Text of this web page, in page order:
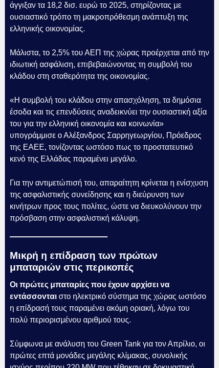
άγγιξαν τα 18,2 δισ. ευρώ το 2025, στηρίζοντας με
ουσιαστικό τρόπο τη μακροπρόθεσμη ανάπτυξη της
ελληνικής οικονομίας.
Μάλιστα, το 2,5% του ΑΕΠ της χώρας προέρχεται από την
ιδιωτική ασφάλιση, επιβεβαιώνοντας τη συμβολή του
κλάδου στη σταθερότητα της οικονομίας.
«Η συμβολή του κλάδου στην απασχόληση, τα δημόσια
έσοδα και τις επενδύσεις αναδεικνύει την ουσιαστική αξία
του για την ελληνική οικονομία και κοινωνία»
υπογράμμισε ο Αλέξανδρος Σαρρηγεωργίου, Πρόεδρος
της ΕΑΕΕ, τονίζοντας ωστόσο πως το προστατευτικό
κενό της Ελλάδας παραμένει μεγάλο.
Για την αντιμετώπισή του, απαραίτητη κρίνεται η ενίσχυση
της ασφαλιστικής συνείδησης και η διεύρυνση των
κινήτρων προς τους πολίτες, ώστε να διευκολύνουν την
πρόσβαση στην ασφαλιστική κάλυψη.
Μικρή η επίδραση των πρώτων
μπαταριών στις περικοπές
Οι πρώτες μπαταρίες που έχουν αρχίσει να
εντάσσονται στο ηλεκτρικό σύστημα της χώρας ωστόσο
η επίδρασή τους παραμένει ακόμη οριακή, λόγω του
πολύ περιορισμένου αριθμού τους.
Σύμφωνα με ανάλυση του Green Tank για τον Απρίλιο, οι
πρώτες επτά μονάδες μεγάλης κλίμακας, συνολικής